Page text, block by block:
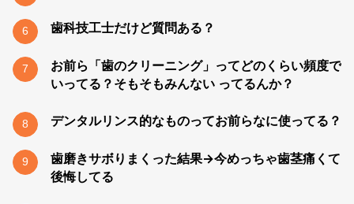
6 歯科技工士だけど質問ある？
7
お前ら「歯のクリーニング」ってどのくらい頻度で
いってる？そもそもみんない ってるんか？
8 デンタルリンス的なものってお前らなに使ってる？
9
歯磨きサボりまくった結果→今めっちゃ歯茎痛くて
後悔してる